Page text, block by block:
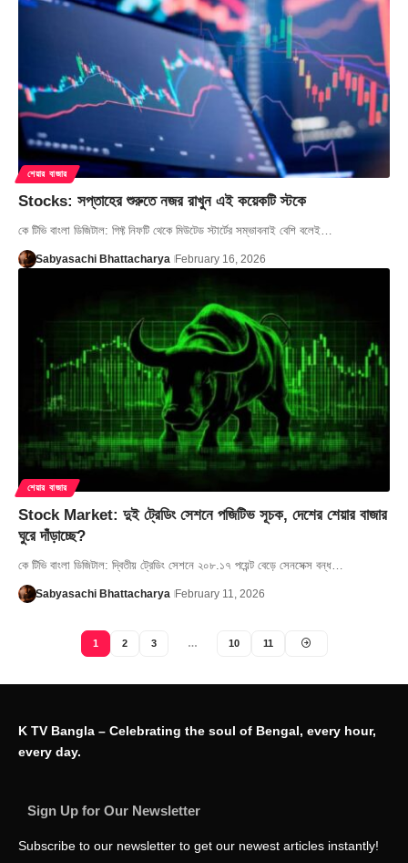
শেয়ার বাজার
Stocks: সপ্তাহের শুরুতে নজর রাখুন এই কয়েকটি স্টকে
কে টিভি বাংলা ডিজিটাল: গিফ্ট নিফটি থেকে মিউটেড স্টার্টের সম্ভাবনাই বেশি বলেই…
Sabyasachi Bhattacharya February 16, 2026
শেয়ার বাজার
Stock Market: দুই ট্রেডিং সেশনে পজিটিভ সূচক, দেশের শেয়ার বাজার
ঘুরে দাঁড়াচ্ছে?
কে টিভি বাংলা ডিজিটাল: দ্বিতীয় ট্রেডিং সেশনে ২০৮.১৭ পয়েন্ট বেড়ে সেনসেক্স বন্ধ…
Sabyasachi Bhattacharya February 11, 2026
1 2 3 … 10 11
K TV Bangla – Celebrating the soul of Bengal, every hour,
every day.
Sign Up for Our Newsletter
Subscribe to our newsletter to get our newest articles instantly!